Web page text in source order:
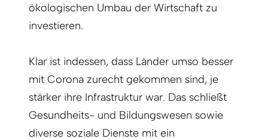
ökologischen Umbau der Wirtschaft zu
investieren.
Klar ist indessen, dass Länder umso besser
mit Corona zurecht gekommen sind, je
stärker ihre Infrastruktur war. Das schließt
Gesundheits- und Bildungswesen sowie
diverse soziale Dienste mit ein